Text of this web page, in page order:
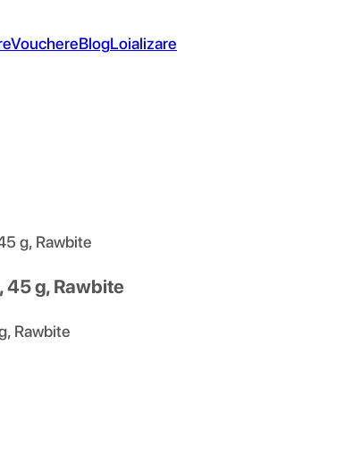
VouchereBlogLoializare
g, Rawbite
45 g, Rawbite